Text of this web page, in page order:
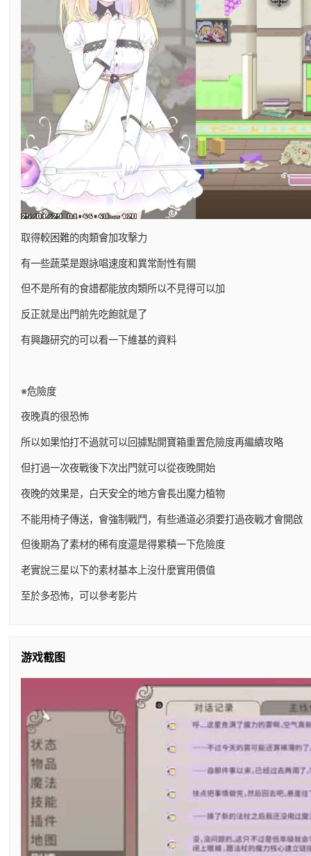
取得較困難的肉類會加攻擊力
有一些蔬菜是跟詠唱速度和異常耐性有關
但不是所有的食譜都能放肉類所以不見得可以加
反正就是出門前先吃飽就是了
有興趣研究的可以看一下維基的資料
※危險度
夜晚真的很恐怖
所以如果怕打不過就可以回據點開寶箱重置危險度再繼續攻略
但打過一次夜戰後下次出門就可以從夜晚開始
夜晚的效果是，白天安全的地方會長出魔力植物
不能用椅子傳送，會強制戰鬥，有些通道必須要打過夜戰才會開啟
但後期為了素材的稀有度還是得累積一下危險度
老實說三星以下的素材基本上沒什麼實用價值
至於多恐怖，可以參考影片
游戏截图